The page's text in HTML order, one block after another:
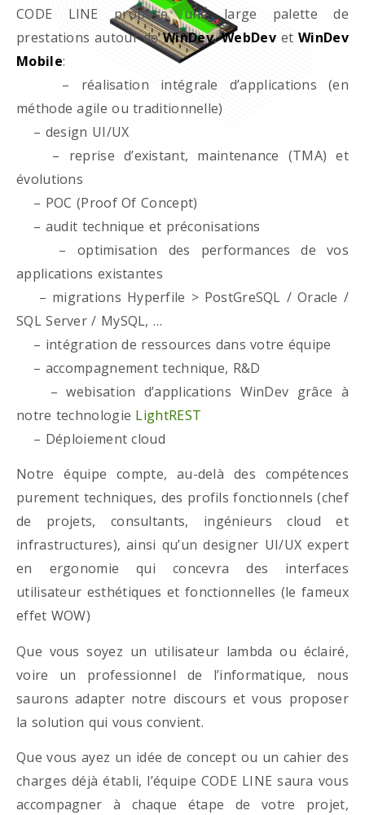
CODE LINE propose une large palette de
prestations autour deWinDev,WebDevet WinDev
Mobile:
– réalisation intégrale d’applications (en
méthode agile ou traditionnelle)
– design UI/UX
– reprise d’existant, maintenance (TMA) et
évolutions
– POC (Proof Of Concept)
– audit technique et préconisations
– optimisation des performances de vos
applications existantes
– migrations Hyperfile > PostGreSQL / Oracle /
SQL Server / MySQL, …
– intégration de ressources dans votre équipe
– accompagnement technique, R&D
– webisation d’applications WinDev grâce à
notre technologie LightREST
– Déploiement cloud
Notre équipe compte, au-delà des compétences
purement techniques, des profils fonctionnels (chef
de projets, consultants, ingénieurs cloud et
infrastructures), ainsi qu’un designer UI/UX expert
en ergonomie qui concevra des interfaces
utilisateur esthétiques et fonctionnelles (le fameux
effet WOW)
Que vous soyez un utilisateur lambda ou éclairé,
voire un professionnel de l’informatique, nous
saurons adapter notre discours et vous proposer
la solution qui vous convient.
Que vous ayez un idée de concept ou un cahier des
charges déjà établi, l’équipe CODE LINE saura vous
accompagner à chaque étape de votre projet,